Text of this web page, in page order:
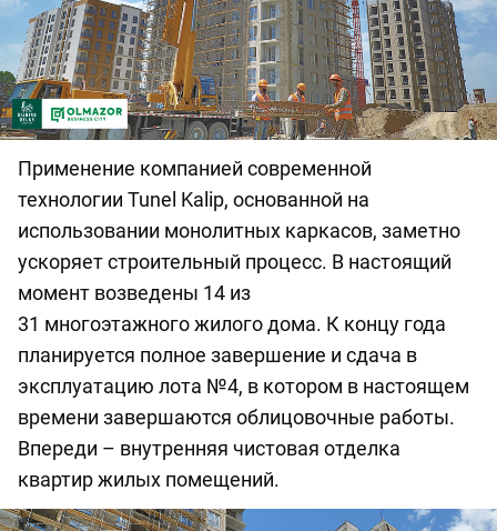
Применение компанией современной
технологии Tunel Kalip, основанной на
использовании монолитных каркасов, заметно
ускоряет строительный процесс. В настоящий
момент возведены 14 из
31 многоэтажного жилого дома. К концу года
планируется полное завершение и сдача в
эксплуатацию лота №4, в котором в настоящем
времени завершаются облицовочные работы.
Впереди – внутренняя чистовая отделка
квартир жилых помещений.